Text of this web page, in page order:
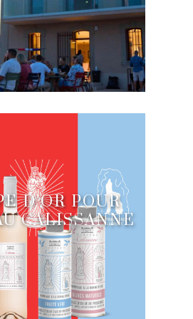
D’OR POUR
CALISSANNE